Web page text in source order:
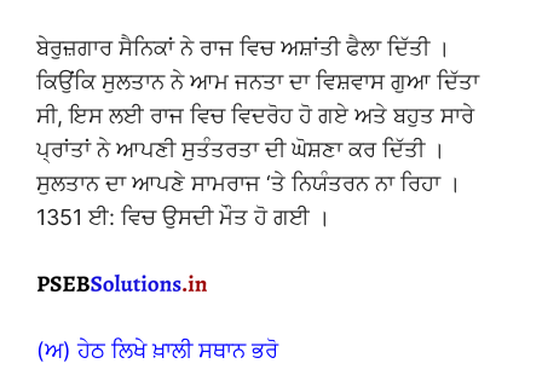
ਬੇਰੁਜ਼ਗਾਰ ਸੈਨਿਕਾਂ ਨੇ ਰਾਜ ਵਿਚ ਅਸ਼ਾਂਤੀ ਫੈਲਾ ਦਿੱਤੀ ।
ਕਿਉਂਕਿ ਸੁਲਤਾਨ ਨੇ ਆਮ ਜਨਤਾ ਦਾ ਵਿਸ਼ਵਾਸ ਗੁਆ ਦਿੱਤਾ
ਸੀ, ਇਸ ਲਈ ਰਾਜ ਵਿਚ ਵਿਦਰੋਹ ਹੋ ਗਏ ਅਤੇ ਬਹੁਤ ਸਾਰੇ
ਪ੍ਰਾਂਤਾਂ ਨੇ ਆਪਣੀ ਸੁਤੰਤਰਤਾ ਦੀ ਘੋਸ਼ਣਾ ਕਰ ਦਿੱਤੀ ।
ਸੁਲਤਾਨ ਦਾ ਆਪਣੇ ਸਾਮਰਾਜ ‘ਤੇ ਨਿਯੰਤਰਨ ਨਾ ਰਿਹਾ ।
1351 ਈ: ਵਿਚ ਉਸਦੀ ਮੌਤ ਹੋ ਗਈ ।
(ਅ) ਹੇਠ ਲਿਖੇ ਖ਼ਾਲੀ ਸਥਾਨ ਭਰੋ